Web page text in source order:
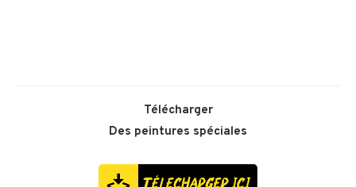
Télécharger
Des peintures spéciales